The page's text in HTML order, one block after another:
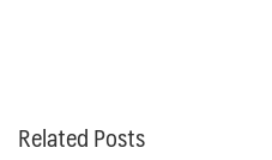
Related Posts